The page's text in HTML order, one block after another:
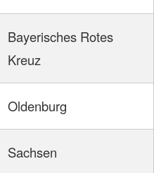
Bayerisches Rotes
Kreuz
Oldenburg
Sachsen